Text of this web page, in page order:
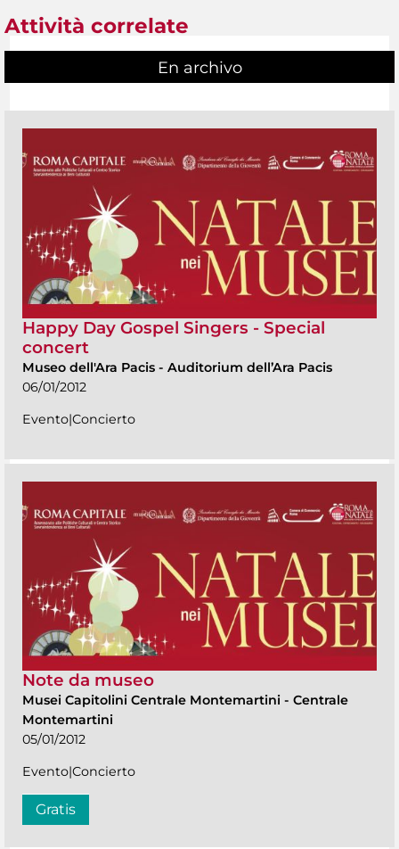
Attività correlate
En archivo
Happy Day Gospel Singers - Special
concert
Museo dell'Ara Pacis - Auditorium dell’Ara Pacis
06/01/2012
Evento|Concierto
Note da museo
Musei Capitolini Centrale Montemartini - Centrale
Montemartini
05/01/2012
Evento|Concierto
Gratis